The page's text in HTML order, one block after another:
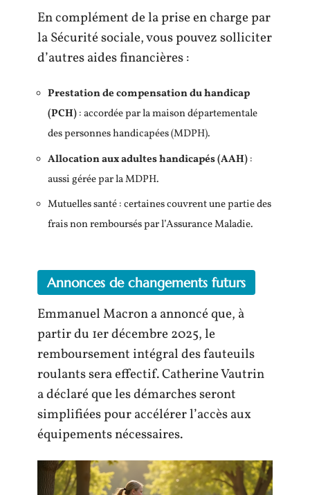
En complément de la prise en charge par
la Sécurité sociale, vous pouvez solliciter
d’autres aides financières :
Prestation de compensation du handicap
(PCH): accordée par la maison départementale
des personnes handicapées (MDPH).
Allocation aux adultes handicapés (AAH):
aussi gérée par la MDPH.
Mutuelles santé : certaines couvrent une partie des
frais non remboursés par l’Assurance Maladie.
Annonces de changements futurs
Emmanuel Macron a annoncé que, à
partir du 1er décembre 2025, le
remboursement intégral des fauteuils
roulants sera effectif. Catherine Vautrin
a déclaré que les démarches seront
simplifiées pour accélérer l’accès aux
équipements nécessaires.